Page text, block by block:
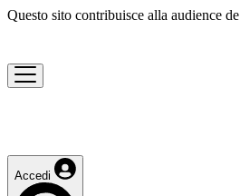
Questo sito contribuisce alla audience de
Accedi